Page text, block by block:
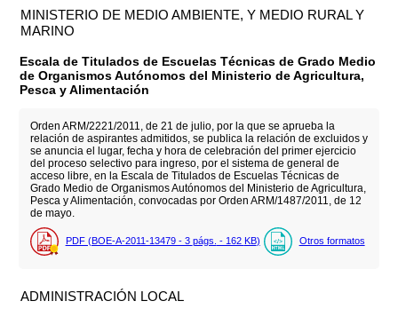
MINISTERIO DE MEDIO AMBIENTE, Y MEDIO RURAL Y
MARINO
Escala de Titulados de Escuelas Técnicas de Grado Medio
de Organismos Autónomos del Ministerio de Agricultura,
Pesca y Alimentación
Orden ARM/2221/2011, de 21 de julio, por la que se aprueba la
relación de aspirantes admitidos, se publica la relación de excluidos y
se anuncia el lugar, fecha y hora de celebración del primer ejercicio
del proceso selectivo para ingreso, por el sistema de general de
acceso libre, en la Escala de Titulados de Escuelas Técnicas de
Grado Medio de Organismos Autónomos del Ministerio de Agricultura,
Pesca y Alimentación, convocadas por Orden ARM/1487/2011, de 12
de mayo.
PDF (BOE-A-2011-13479 - 3 págs. - 162 KB) Otros formatos
ADMINISTRACIÓN LOCAL